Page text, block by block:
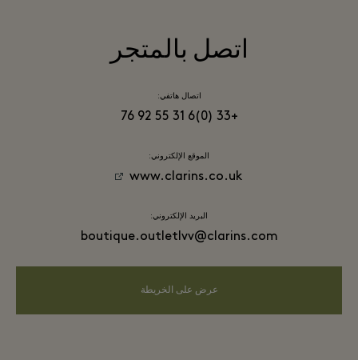
اتصل بالمتجر
اتصال هاتفي:
+33 (0)6 31 55 92 76
الموقع الإلكتروني:
www.clarins.co.uk
البريد الإلكتروني:
boutique.outletlvv@clarins.com
عرض على الخريطة